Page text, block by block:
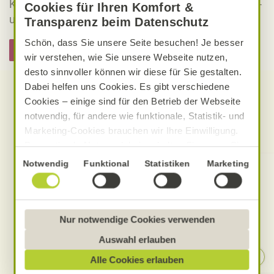
Cookies für Ihren Komfort &
Transparenz beim Datenschutz
Schön, dass Sie unsere Seite besuchen! Je besser
wir verstehen, wie Sie unsere Webseite nutzen,
desto sinnvoller können wir diese für Sie gestalten.
Dabei helfen uns Cookies. Es gibt verschiedene
Cookies – einige sind für den Betrieb der Webseite
notwendig, für andere wie funktionale, Statistik- und
Marketing-Cookies brauchen wir Ihre Einwilligung.
Das optimale Nutzererlebnis erhalten Sie, wenn Sie
„Alle Cookies erlauben“ anklicken. Ihre Einwilligung
umfasst in diesem Fall auch den Einsatz von
Dienstleistern in Drittländern, die kein mit der EU
Sofern personenbezogene Daten dorthin übermittelt
werden, besteht das Risiko, dass diese erfasst und
analysiert werden und Betroffenenrechte nicht
durchgesetzt werden könnten. Sie können jederzeit
Einwilligungsauswahl
Notwendig Funktional Statistiken Marketing
Alle Cookies erlauben
Auswahl erlauben
Nur notwendige Cookies verwenden
Kennzeichnung von veganen, vegetarischen, gluten-
und laktosefreien Alnatura Rezepten.
Hier informieren
Produkte zum Rezept